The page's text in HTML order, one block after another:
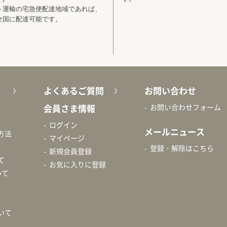
運輸の宅急便配達地域であれば、
国に配達可能です。
法
て
よくあるご質問
会員さま情報
ログイン
マイページ
新規会員登録
お気に入りに登録
お問い合わせ
お問い合わせフォーム
メールニュース
登録・解除はこちら